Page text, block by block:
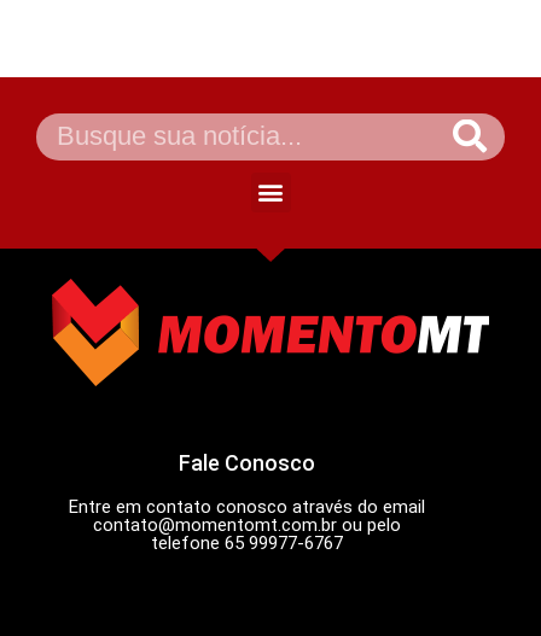
Fale Conosco
Entre em contato conosco através do email
contato@momentomt.com.brou pelo
telefone 65 99977-6767